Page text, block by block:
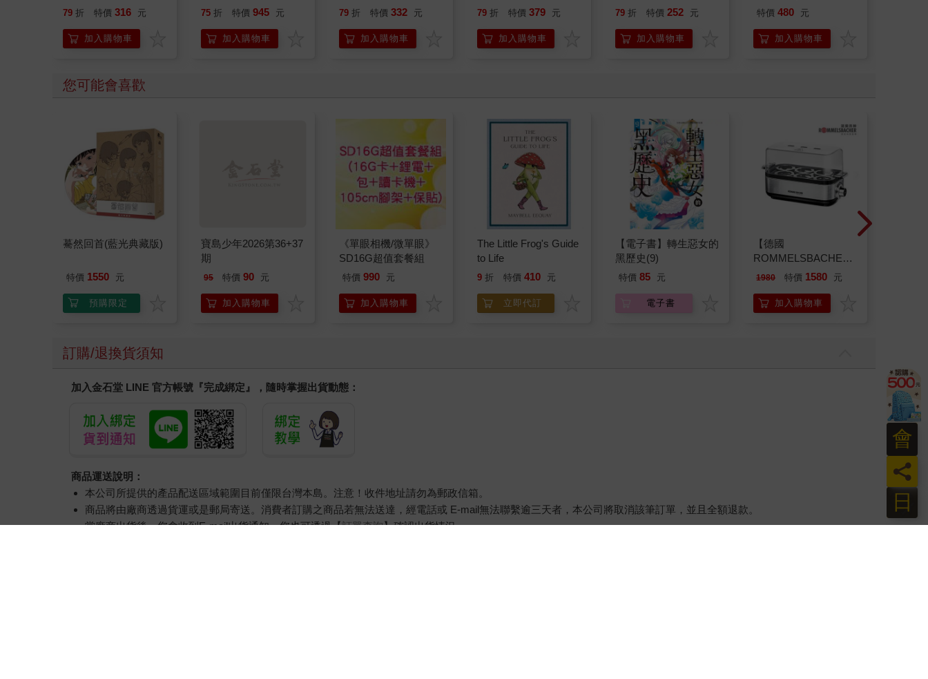
79 折 特價 316 元
加入購物車
- 輪迴八十六次的生命
的命定相遇之旅×一個
靈魂，穿越前世與未來
75 折 特價 945 元
加入購物車
獨】
79 折 特價 332 元
加入購物車
法、業力與執著，啟動
79 折 特價 379 元
加入購物車
79 折 特價 252 元
加入購物車
贈「一起走過雨天晴
籤)
特價 480 元
加入購物車
您可能會喜歡
驀然回首(藍光典藏版)
特價 1550 元
預購限定
寶島少年2026第36+37
期
95 特價 90 元
加入購物車
《單眼相機/微單眼》
SD16G超值套餐組
特價 990 元
加入購物車
The Little Frog's Guide
to Life
9 折 特價 410 元
立即代訂
【電子書】轉生惡女的
黑歷史(9)
特價 85 元
電子書
【德國
ROMMELSBACHE諾
曼百赫】多功能煮蛋
ER600/ER-600
1980 特價 1580 元
加入購物車
訂購/退換貨須知
加入金石堂 LINE 官方帳號『完成綁定』，隨時掌握出貨動態：
商品運送說明：
本公司所提供的產品配送區域範圍目前僅限台灣本島。注意！收件地址請勿為郵政信箱。
商品將由廠商透過貨運或是郵局寄送。消費者訂購之商品若無法送達，經電話或 E-mail無法聯繫逾三天者，本公司將取消該筆訂單，並且全額退款。
當廠商出貨後，您會收到E-mail出貨通知，您也可透過【訂單查詢】確認出貨情況。
日
員
會